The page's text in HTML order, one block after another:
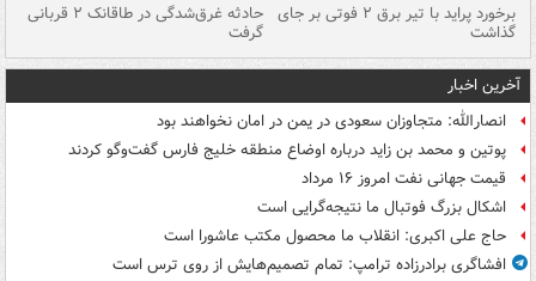
برخورد پراید با تیر برق ۲ فوتی بر جای
گذاشت
حادثه غرق‌شدگی در طاقانک ۲ قربانی
گرفت
آخرین اخبار
انصارالله: متجاوزان سعودی در یمن در امان نخواهند بود
پوتین و محمد بن زاید درباره اوضاع منطقه خلیج فارس گفت‌وگو کردند
قیمت جهانی نفت امروز ۱۶ مرداد
اشکال بزرگ فوتبال ما نتیجه‌گرایی است
حاج علی اکبری: انقلاب ما محصول مکتب عاشورا است
افشاگری برادرزاده ترامپ: تمام تصمیم‌هایش از روی ترس است